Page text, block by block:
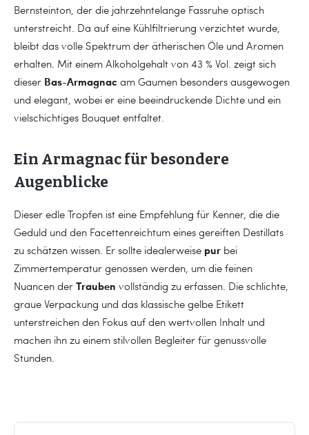
Bernsteinton, der die jahrzehntelange Fassruhe optisch
unterstreicht. Da auf eine Kühlfiltrierung verzichtet wurde,
bleibt das volle Spektrum der ätherischen Öle und Aromen
erhalten. Mit einem Alkoholgehalt von 43 % Vol. zeigt sich
dieser Bas-Armagnac am Gaumen besonders ausgewogen
und elegant, wobei er eine beeindruckende Dichte und ein
vielschichtiges Bouquet entfaltet.
Ein Armagnac für besondere
Augenblicke
Dieser edle Tropfen ist eine Empfehlung für Kenner, die die
Geduld und den Facettenreichtum eines gereiften Destillats
zu schätzen wissen. Er sollte idealerweise pur bei
Zimmertemperatur genossen werden, um die feinen
Nuancen der Trauben vollständig zu erfassen. Die schlichte,
graue Verpackung und das klassische gelbe Etikett
unterstreichen den Fokus auf den wertvollen Inhalt und
machen ihn zu einem stilvollen Begleiter für genussvolle
Stunden.